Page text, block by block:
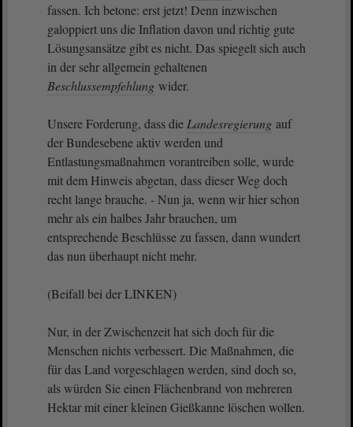
fassen. Ich betone: erst jetzt! Denn inzwischen
galoppiert uns die Inflation davon und richtig gute
Lösungsansätze gibt es nicht. Das spiegelt sich auch
in der sehr allgemein gehaltenen
Beschlussempfehlung wider.
Unsere Forderung, dass die Landesregierung auf
der Bundesebene aktiv werden und
Entlastungsmaßnahmen vorantreiben solle, wurde
mit dem Hinweis abgetan, dass dieser Weg doch
recht lange brauche. - Nun ja, wenn wir hier schon
mehr als ein halbes Jahr brauchen, um
entsprechende Beschlüsse zu fassen, dann wundert
das nun überhaupt nicht mehr.
(Beifall bei der LINKEN)
Nur, in der Zwischenzeit hat sich doch für die
Menschen nichts verbessert. Die Maßnahmen, die
für das Land vorgeschlagen werden, sind doch so,
als würden Sie einen Flächenbrand von mehreren
Hektar mit einer kleinen Gießkanne löschen wollen.